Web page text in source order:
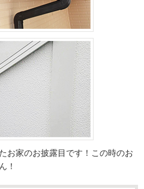
お家のお披露目です！この時のお
！